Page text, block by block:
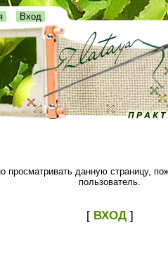
Вход
просматривать данную страницу,
пользователь.
[ ВХОД]